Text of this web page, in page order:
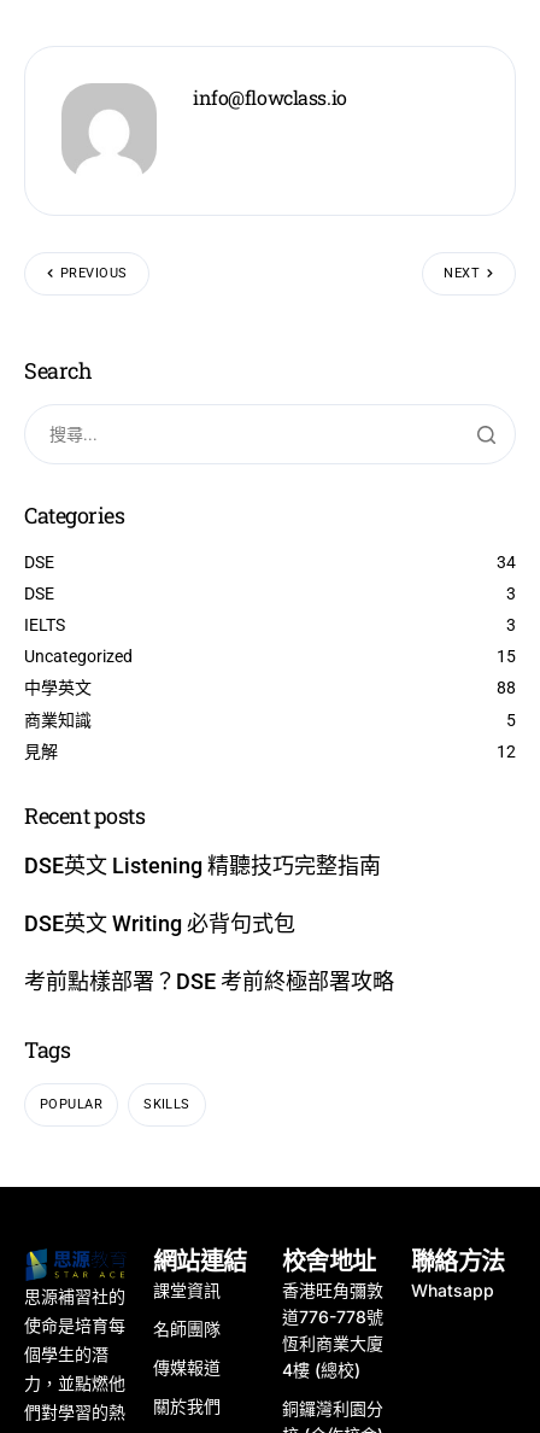
info@flowclass.io
PREVIOUS NEXT
Search
Categories
DSE
34
DSE
3
IELTS
3
Uncategorized
15
中學英文
88
商業知識
5
見解
12
Recent posts
DSE英文 Listening 精聽技巧完整指南
DSE英文 Writing 必背句式包
考前點樣部署？DSE 考前終極部署攻略
Tags
POPULAR SKILLS
思源補習社的
使命是培育每
個學生的潛
力，並點燃他
們對學習的熱
網站連結
課堂資訊
名師團隊
傳媒報道
關於我們
校舍地址
香港旺角彌敦
道776-778號
恆利商業大廈
4樓 (總校)
銅鑼灣利園分
聯絡方法
Whatsapp